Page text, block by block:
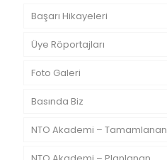
Başarı Hikayeleri
Üye Röportajları
Foto Galeri
Basında Biz
NTO Akademi – Tamamlanan